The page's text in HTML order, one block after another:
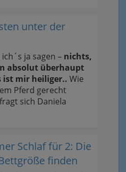
unter der
ja sagen – nichts,
absolut überhaupt
ist mir heiliger.. Wie
Pferd gerecht
sich Daniela
Schlaf für 2: Die
finden